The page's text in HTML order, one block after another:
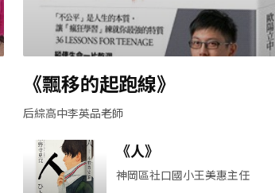
《飄移的起跑線》
后綜高中李英品老師
《人》
神岡區社口國小王美惠主任